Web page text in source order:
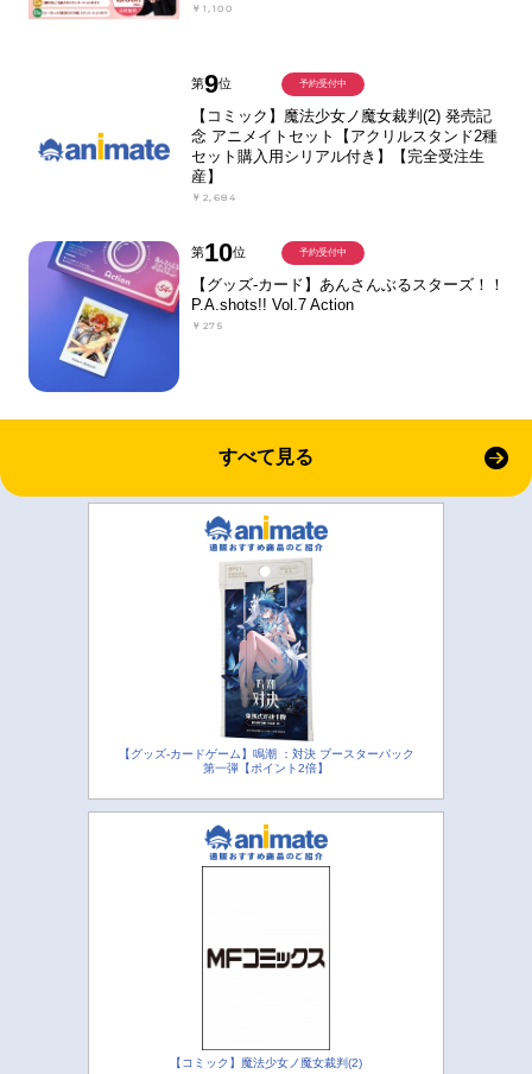
￥1,100
第9位
【コミック】魔法少女ノ魔女裁判(2) 発売記
念 アニメイトセット【アクリルスタンド2種
セット購入用シリアル付き】【完全受注生
産】
￥2,684
予約受付中
第10位
【グッズ-カード】あんさんぶるスターズ！！
P.A.shots!! Vol.7 Action
￥275
予約受付中
すべて見る
【グッズ-カードゲーム】鳴潮 ：対決 ブースターパック
第一弾【ポイント2倍】
【コミック】魔法少女ノ魔女裁判(2)